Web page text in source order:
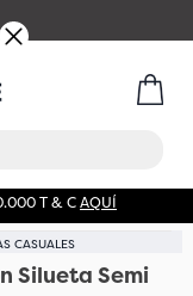
T & CAQUÍ
CASUALES
Silueta Semi